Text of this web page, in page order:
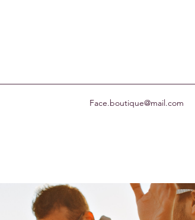
Face.boutique@mail.com